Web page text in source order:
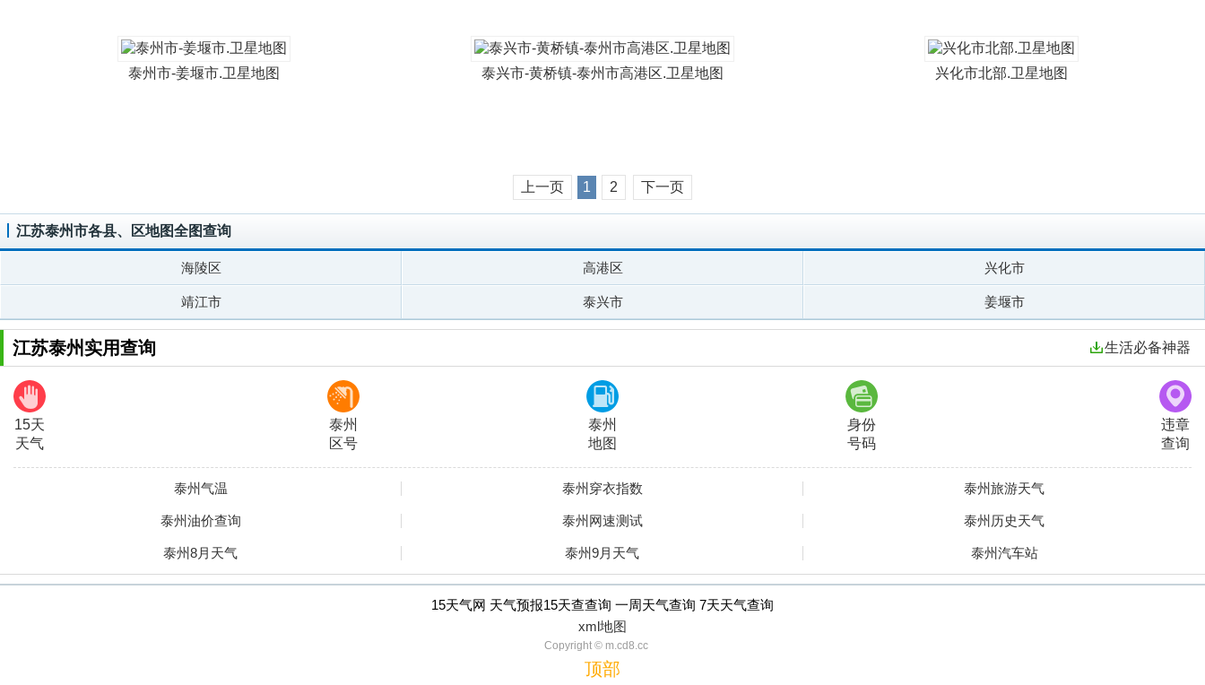
泰州市-姜堰市.卫星地图 泰兴市-黄桥镇-泰州市高港区.卫星地图 兴化市北部.卫星地图
上一页 1 2 下一页
江苏泰州市各县、区地图全图查询
海陵区 高港区 兴化市
靖江市 泰兴市 姜堰市
江苏泰州实用查询 生活必备神器
15天
天气
泰州
区号
泰州
地图
身份
号码
违章
查询
泰州气温 泰州穿衣指数 泰州旅游天气
泰州油价查询 泰州网速测试 泰州历史天气
泰州8月天气 泰州9月天气 泰州汽车站
15天气网 天气预报15天查查询 一周天气查询 7天天气查询
xml地图
Copyright © m.cd8.cc
顶部